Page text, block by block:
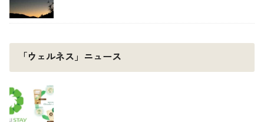
「ウェルネス」ニュース